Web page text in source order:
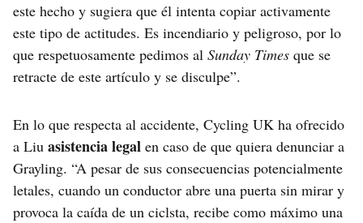
este hecho y sugiera que él intenta copiar activamente
este tipo de actitudes. Es incendiario y peligroso, por lo
que respetuosamente pedimos al Sunday Times que se
retracte de este artículo y se disculpe”.
En lo que respecta al accidente, Cycling UK ha ofrecido
a Liu asistencia legal en caso de que quiera denunciar a
Grayling. “A pesar de sus consecuencias potencialmente
letales, cuando un conductor abre una puerta sin mirar y
provoca la caída de un ciclsta, recibe como máximo una